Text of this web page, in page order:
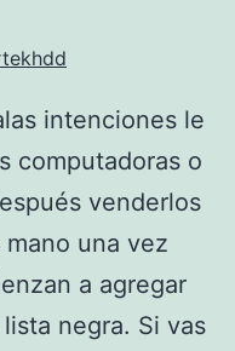
intenciones le
computadoras o
venderlos
una vez
a agregar
negra. Si vas